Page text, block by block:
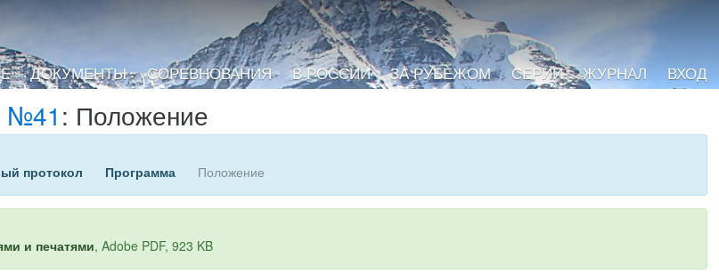
ДОКУМЕНТЫ СОРЕВНОВАНИЯ В РОССИИ ЗА РУБЕЖОМ СЕРИИ ЖУРНАЛ ВХОД
№41 : Положение
протокол Программа Положение
и печатями, Adobe PDF, 923 KB